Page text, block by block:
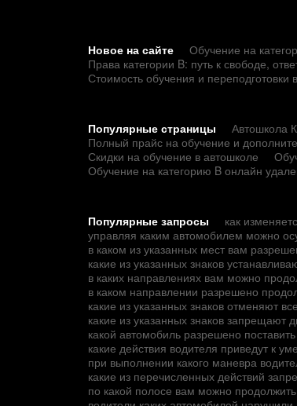
Новое на сайте Обучение на
Права категории B: путь к свободе,
Стоимость обучения и переподготовки
Популярные страницы
Автошкола
Полный прайс на обучение и
Скидки на обучение в автошколе
Обучение на категорию B онлайн
Популярные запросы
как
управляя каким автомобилем можно
в каком из указанных мест вам
какие из указанных знаков
в каких направлениях вам можно
в каком направлении разрешено
какие из указанных знаков отменяют
какие из указанных знаков запрещают
какой автомобиль разрешено
какие действия водителя приведут к
при выполнении какого маневра
какие из перечисленных действий
по какой полосе вам можно